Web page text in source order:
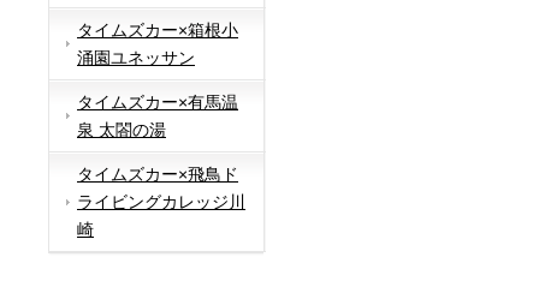
タイムズカー×箱根小
涌園ユネッサン
タイムズカー×有馬温
泉 太閤の湯
タイムズカー×飛鳥ド
ライビングカレッジ川
崎